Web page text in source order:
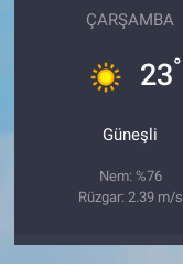
ÇARŞAMBA
23°
Güneşli
Nem: %76
Rüzgar: 2.39 m/s